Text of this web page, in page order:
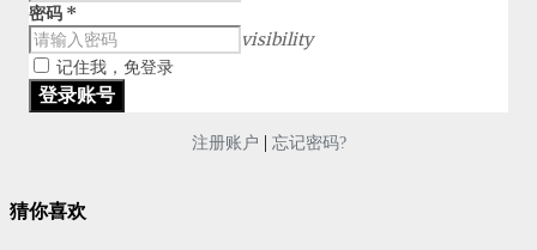
密码 *
visibility
记住我，免登录
注册账户 | 忘记密码?
猜你喜欢